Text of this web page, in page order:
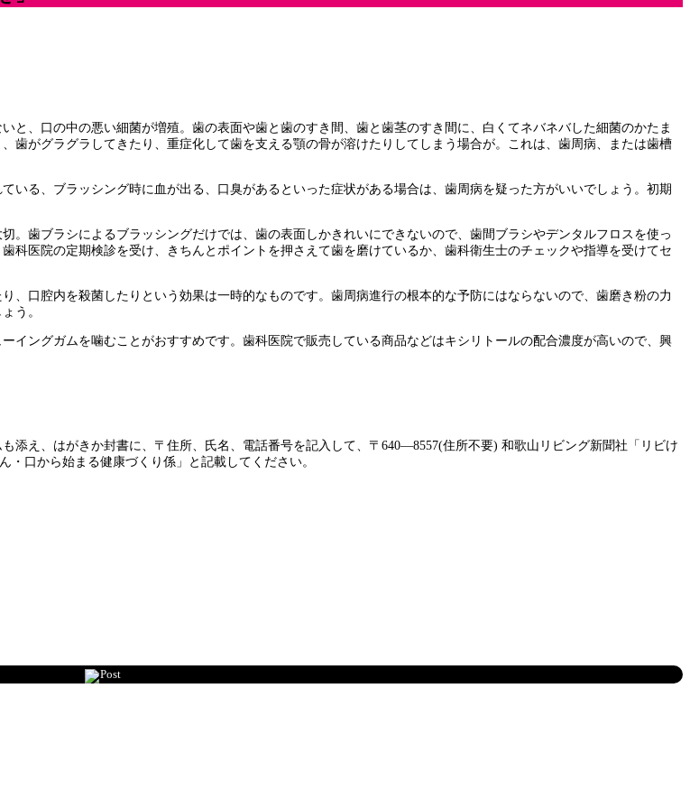
と、口の中の悪い細菌が増殖。歯の表面や歯と歯のすき間、歯と歯茎のすき間に、白くてネバネバした細菌のかたま
歯がグラグラしてきたり、重症化して歯を支える顎の骨が溶けたりしてしまう場合が。これは、歯周病、または歯槽
いる、ブラッシング時に血が出る、口臭があるといった症状がある場合は、歯周病を疑った方がいいでしょう。初期
歯ブラシによるブラッシングだけでは、歯の表面しかきれいにできないので、歯間ブラシやデンタルフロスを使っ
医院の定期検診を受け、きちんとポイントを押さえて歯を磨けているか、歯科衛生士のチェックや指導を受けてセ
口腔内を殺菌したりという効果は一時的なものです。歯周病進行の根本的な予防にはならないので、歯磨き粉の力
う。
イングガムを噛むことがおすすめです。歯科医院で販売している商品などはキシリトールの配合濃度が高いので、興
添え、はがきか封書に、〒住所、氏名、電話番号を記入して、〒640―8557(住所不要) 和歌山リビング新聞社「リビけ
・口から始まる健康づくり係」と記載してください。
Post